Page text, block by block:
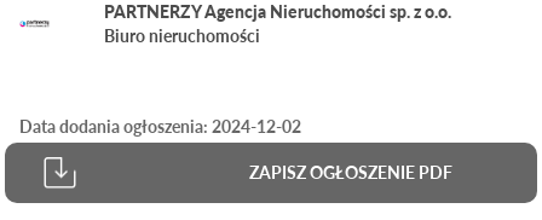
PARTNERZY Agencja Nieruchomości sp. z o.o.
Biuro nieruchomości
Data dodania ogłoszenia: 2024-12-02
ZAPISZ OGŁOSZENIE PDF